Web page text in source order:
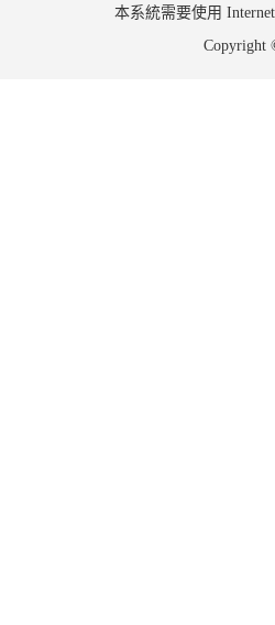
本系統需要使用
Copyright